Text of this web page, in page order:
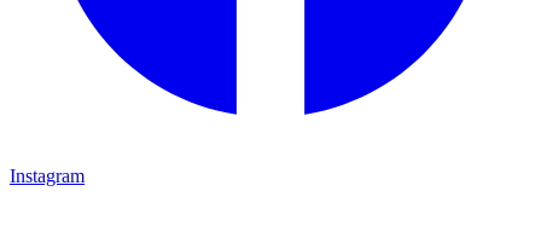
Instagram